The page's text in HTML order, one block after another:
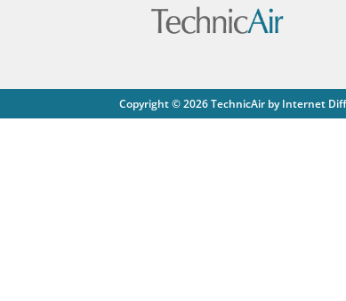
Copyright © 2026 TechnicAir by Internet